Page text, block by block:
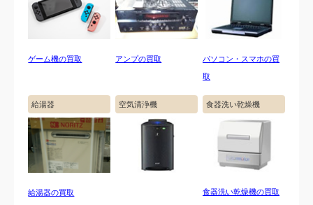
ゲーム機の買取 アンプの買取 パソコン・スマホの買
取
給湯器
給湯器の買取
空気清浄機 食器洗い乾燥機
食器洗い乾燥機の買取